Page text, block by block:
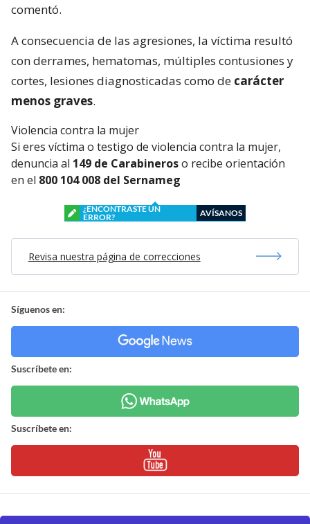
comentó.
A consecuencia de las agresiones, la víctima resultó
con derrames, hematomas, múltiples contusiones y
cortes, lesiones diagnosticadas como de carácter
menos graves.
Violencia contra la mujer
Si eres víctima o testigo de violencia contra la mujer,
denuncia al 149 de Carabineroso recibe orientación
en el 800 104 008 del Sernameg
¿ENCONTRASTE UN
ERROR?
AVÍSANOS
Revisa nuestra página de correcciones
Síguenos en:
Suscríbete en:
Suscríbete en: